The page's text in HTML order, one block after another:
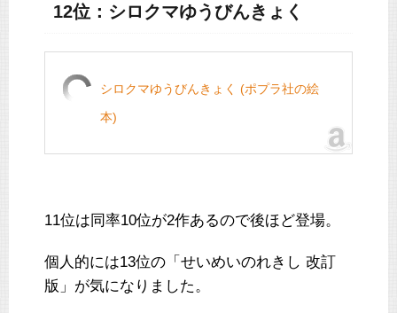
12位：シロクマゆうびんきょく
シロクマゆうびんきょく (ポプラ社の絵
本)
11位は同率10位が2作あるので後ほど登場。
個人的には13位の「せいめいのれきし 改訂
版」が気になりました。